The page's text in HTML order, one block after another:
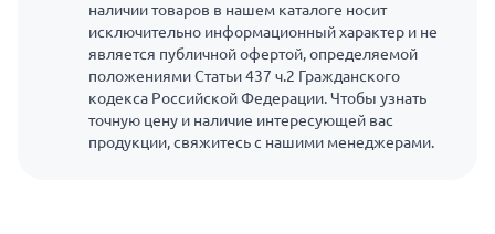
наличии товаров в нашем каталоге носит
исключительно информационный характер и не
является публичной офертой, определяемой
положениями Статьи 437 ч.2 Гражданского
кодекса Российской Федерации. Чтобы узнать
точную цену и наличие интересующей вас
продукции, свяжитесь с нашими менеджерами.